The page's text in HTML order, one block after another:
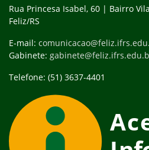
Rua Princesa Isabel, 60 | Bairro
Feliz/RS
E-mail:
Gabinete:
Telefone: (51) 3637-4401